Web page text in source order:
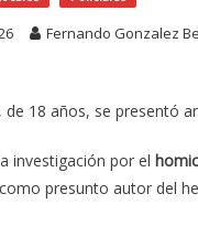
Fernando Gonzalez
de 18 años, se presentó
investigación por el
presunto autor del